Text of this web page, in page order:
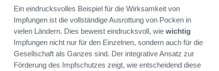
Ein eindrucksvolles Beispiel für die Wirksamkeit von
Impfungen ist die vollständige Ausrottung von Pocken in
vielen Ländern. Dies beweist eindrucksvoll, wie wichtig
Impfungen nicht nur für den Einzelnen, sondern auch für die
Gesellschaft als Ganzes sind. Der integrative Ansatz zur
Förderung des Impfschutzes zeigt, wie entscheidend diese